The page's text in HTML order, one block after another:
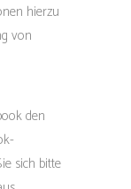
hierzu
von
den
sich bitte